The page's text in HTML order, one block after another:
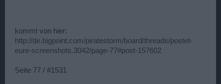
kommt von hier:
http://de.bigpoint.com/piratestorm/board/threads/postet-
eure-screenshots.3042/page-77#post-157602
Seite 77 / #1531